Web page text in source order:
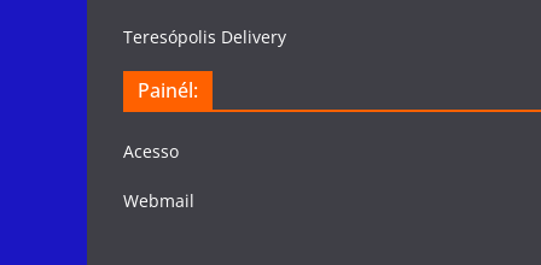
Teresópolis Delivery
Painél:
Acesso
Webmail